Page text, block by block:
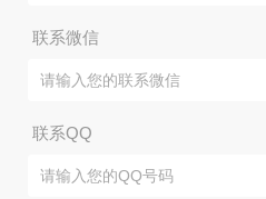
联系微信
联系QQ